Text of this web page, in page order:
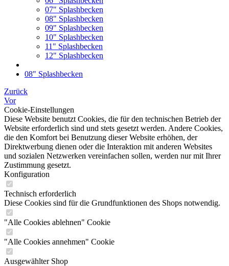
07" Splashbecken
08" Splashbecken
09" Splashbecken
10" Splashbecken
11" Splashbecken
12" Splashbecken
08" Splashbecken
Zurück
Vor
Cookie-Einstellungen
Diese Website benutzt Cookies, die für den technischen Betrieb der
Website erforderlich sind und stets gesetzt werden. Andere Cookies,
die den Komfort bei Benutzung dieser Website erhöhen, der
Direktwerbung dienen oder die Interaktion mit anderen Websites
und sozialen Netzwerken vereinfachen sollen, werden nur mit Ihrer
Zustimmung gesetzt.
Konfiguration
Technisch erforderlich
Diese Cookies sind für die Grundfunktionen des Shops notwendig.
"Alle Cookies ablehnen" Cookie
"Alle Cookies annehmen" Cookie
Ausgewählter Shop